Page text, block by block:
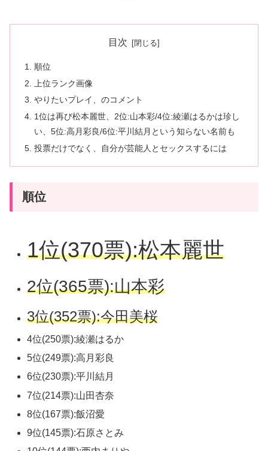
目次
順位
上位ランク画像
やりたいプレイ、のコメント
1位は再び松本麗世、2位:山本彩/4位:綾瀬はるかは珍し
い、5位:高月彩良/6位:平川結月という知らない名前も
投票だけでなく、自分が芸能人とセックスするには
順位
1位(370票):松本麗世
2位(365票):山本彩
3位(352票):今田美桜
4位(250票):綾瀬はるか
5位(249票):高月彩良
6位(230票):平川結月
7位(214票):山田杏奈
8位(167票):飯沼愛
9位(145票):石原さとみ